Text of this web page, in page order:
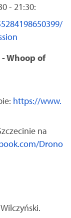
- 21:30:
Whoop of
https://www.
na
Drono